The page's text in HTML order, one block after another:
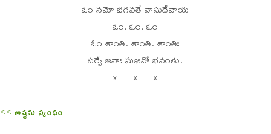
ఓం నమో భగవతే వాసుదేవాయ
ఓం. ఓం. ఓం
ఓం శాంతి. శాంతి. శాంతిః
సర్వే జనాః సుఖినో భవంతు.
- x - - x - - x -
<< అష్టమ స్కంధం